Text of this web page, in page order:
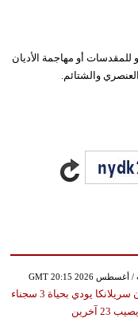
للمقدسات أو مهاجمة الأديان
والشتائم.
شغب في سجون سريلانكا يودي بحياة 3 سجناء
23 آخرين